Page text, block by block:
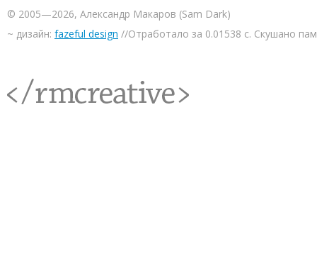
© 2005—2026, Александр Макаров (Sam Dark)
~ дизайн: fazeful design //Отработало за 0.01538 с. Скушано
<rmcreative/>